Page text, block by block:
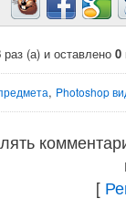
раз (а) и оставлено 0
, Photoshop
[